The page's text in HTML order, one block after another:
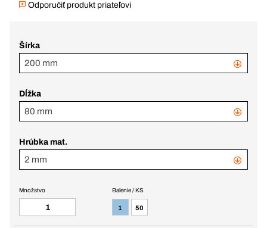
Odporučiť produkt priateľovi
Šírka
200 mm
Dĺžka
80 mm
Hrúbka mat.
2 mm
Balenie / KS
1 50
Množstvo